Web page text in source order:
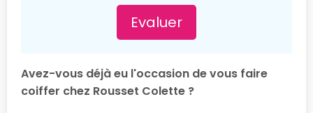
Evaluer
Avez-vous déjà eu l'occasion de vous faire
coiffer chez Rousset Colette ?